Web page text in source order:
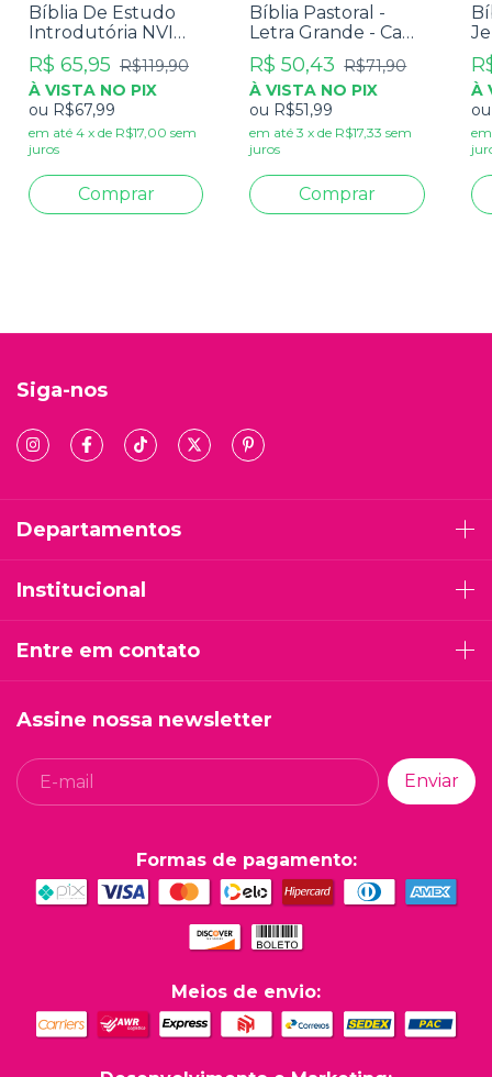
Bíblia De Estudo
Introdutória NVI
Thomas Nelson -
Capa Dura Tecido
Azul
R$ 65,95 R$119,90
À VISTA NO PIX
ou R$67,99
em até 4 x de R$17,00 sem
juros
Bíblia Pastoral -
Letra Grande - Capa
Cristal
R$ 50,43 R$71,90
À VISTA NO PIX
ou R$51,99
em até3 xde R$17,33 sem
juros
À
Siga-nos
Departamentos
Institucional
Entre em contato
Assine nossa newsletter
Formas de pagamento:
Meios de envio: